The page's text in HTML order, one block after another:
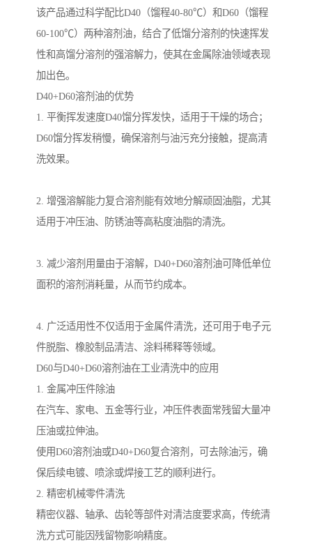
该产品通过科学配比D40（馏程40-80℃）和D60（馏程
60-100℃）两种溶剂油，结合了低馏分溶剂的快速挥发
性和高馏分溶剂的强溶解力，使其在金属除油领域表现
加出色。
D40+D60溶剂油的优势
1. 平衡挥发速度D40馏分挥发快，适用于干燥的场合；
D60馏分挥发稍慢，确保溶剂与油污充分接触，提高清
洗效果。
2. 增强溶解能力复合溶剂能有效地分解顽固油脂，尤其
适用于冲压油、防锈油等高粘度油脂的清洗。
3. 减少溶剂用量由于溶解，D40+D60溶剂油可降低单位
面积的溶剂消耗量，从而节约成本。
4. 广泛适用性不仅适用于金属件清洗，还可用于电子元
件脱脂、橡胶制品清洁、涂料稀释等领域。
D60与D40+D60溶剂油在工业清洗中的应用
1. 金属冲压件除油
在汽车、家电、五金等行业，冲压件表面常残留大量冲
压油或拉伸油。
使用D60溶剂油或D40+D60复合溶剂，可去除油污，确
保后续电镀、喷涂或焊接工艺的顺利进行。
2. 精密机械零件清洗
精密仪器、轴承、齿轮等部件对清洁度要求高，传统清
洗方式可能因残留物影响精度。